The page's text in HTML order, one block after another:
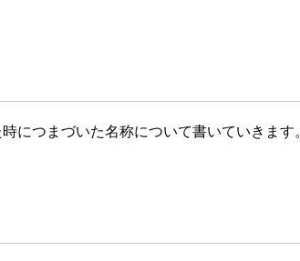
につまづいた名称について書いていきます。